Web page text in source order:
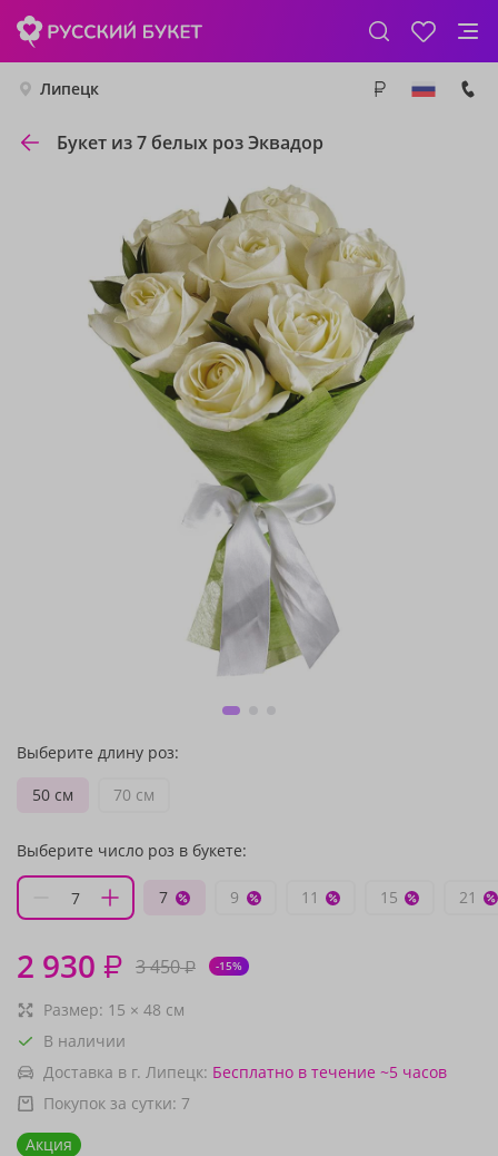
Липецк
Букет из 7 белых роз Эквадор
Выберите длину роз:
50 см
70 см
Выберите число роз в букете:
7 9 11 15 21
2 930 ₽ 3 450₽ -15%
Размер: 15 × 48 см
В наличии
Доставка в г. Липецк: Бесплатно в течение ~5 часов
Покупок за сутки: 7
Акция